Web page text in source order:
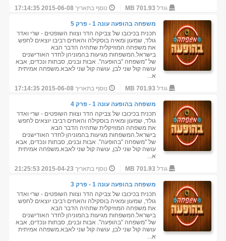
גודל 701.93 MB נוסף בתאריך2015-06-08 17:14:35
משפחה בהופעה עונה 1 - פרק 5
תכנית בכיכובו של צביקה הדר וצוות השופטים - שרי ואדר
גולד, שמעון ומאיה בוסקילה והאחים רביבו יוצאים לחפש
את משפחה המוזיקלית שתהיה הדבר הבא
בישראל.המשפחות מגיעות בהמוניהן לחדר האודישנים
של "משפחה "בהופעה". אבות ובנים, סבתות ונכדים, אבא
עושה קול שני לבן, עושה קול שני לאבא.משפחה אמיתית
א...
גודל 701.93 MB נוסף בתאריך2015-06-08 17:14:35
משפחה בהופעה עונה 1 - פרק 4
תכנית בכיכובו של צביקה הדר וצוות השופטים - שרי ואדר
גולד, שמעון ומאיה בוסקילה והאחים רביבו יוצאים לחפש
את משפחה המוזיקלית שתהיה הדבר הבא
בישראל.המשפחות מגיעות בהמוניהן לחדר האודישנים
של "משפחה "בהופעה". אבות ובנים, סבתות ונכדים, אבא
עושה קול שני לבן, עושה קול שני לאבא.משפחה אמיתית
א...
גודל 701.93 MB נוסף בתאריך 2015-04-23 21:25:53
משפחה בהופעה עונה 1 - פרק 3
תכנית בכיכובו של צביקה הדר וצוות השופטים - שרי ואדר
גולד, שמעון ומאיה בוסקילה והאחים רביבו יוצאים לחפש
את משפחה המוזיקלית שתהיה הדבר הבא
בישראל.המשפחות מגיעות בהמוניהן לחדר האודישנים
של "משפחה "בהופעה". אבות ובנים, סבתות ונכדים, אבא
עושה קול שני לבן, עושה קול שני לאבא.משפחה אמיתית
א...